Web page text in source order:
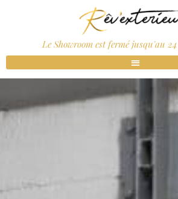
Le Showroom est fermé jusqu'au